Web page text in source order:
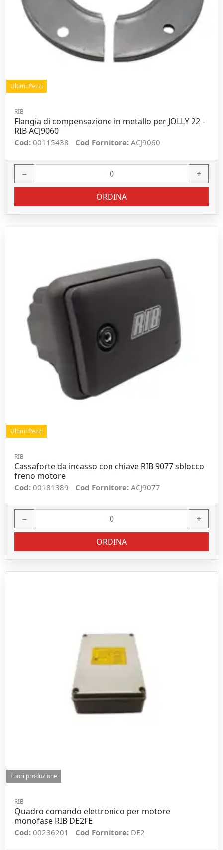
Ultimi Pezzi
RIB
Flangia di compensazione in metallo per JOLLY 22 -
RIB ACJ9060
Cod: 00115438 Cod Fornitore: ACJ9060
− +
ORDINA
Ultimi Pezzi
RIB
Cassaforte da incasso con chiave RIB 9077 sblocco
freno motore
Cod: 00181389 Cod Fornitore: ACJ9077
− +
ORDINA
Fuori produzione
RIB
Quadro comando elettronico per motore
monofase RIB DE2FE
Cod: 00236201 Cod Fornitore: DE2